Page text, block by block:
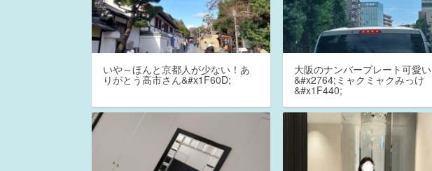
いや～ほんと京都人が少ない！あ
りがとう高市さん&#x1F60D;
大阪のナンバープレート可愛い
&#x2764;ミャクミャクみっけ
&#x1F440;